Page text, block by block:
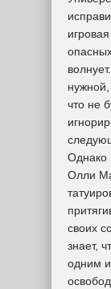
что не
Однако
Олли
своих
знает,
одним